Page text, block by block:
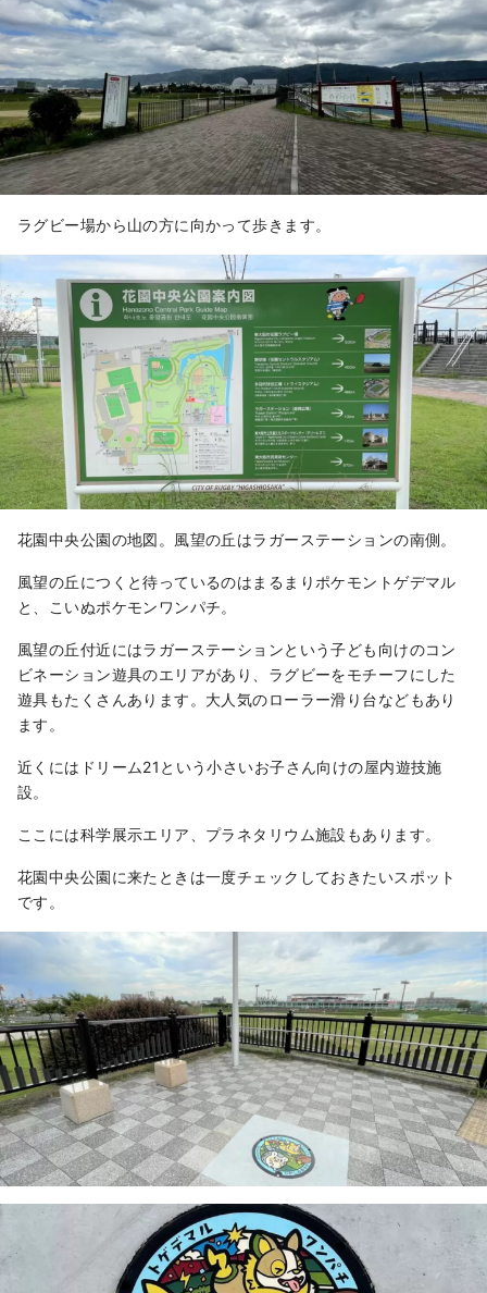
ラグビー場から山の方に向かって歩きます。
花園中央公園の地図。風望の丘はラガーステーションの南側。
風望の丘につくと待っているのはまるまりポケモントゲデマル
と、こいぬポケモンワンパチ。
風望の丘付近にはラガーステーションという子ども向けのコン
ビネーション遊具のエリアがあり、ラグビーをモチーフにした
遊具もたくさんあります。大人気のローラー滑り台などもあり
ます。
近くにはドリーム21という小さいお子さん向けの屋内遊技施
設。
ここには科学展示エリア、プラネタリウム施設もあります。
花園中央公園に来たときは一度チェックしておきたいスポット
です。